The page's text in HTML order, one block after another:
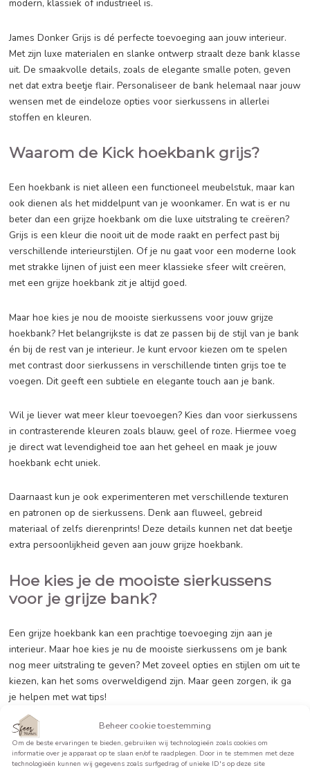
grote keuze uit verschillende stofsoorten en kleuren
*prijzen zijn gebaseerd op stofgroep 1
Ben je op zoek naar een stijlvolle en veelzijdige keuze
woonkamer? Dan is een grijzehoekbankde perfecte
tijdloze uitstraling past hij moeiteloos in elke interieurstijl,
James Donker Grijs is dé perfecte toevoeging aan jouw
Met zijn luxe materialen en slanke ontwerp straalt deze
uit. De smaakvolle details, zoals de elegante smalle
net dat extra beetje flair. Personaliseer de bank helemaal
wensen met de eindeloze opties voor sierkussens in
stoffen en kleuren.
Waarom de Kick hoekbank grijs?
Een hoekbank is niet alleen een functioneel meubelstuk,
ook dienen als het middelpunt van je woonkamer. En wat
Grijs is een kleur die nooit uit de mode raakt en perfect
verschillende interieurstijlen. Of je nu gaat voor een
met strakke lijnen of juist een meer klassieke sfeer wilt
met een grijze hoekbank zit je altijd goed.
Maar hoe kies je nou de mooiste sierkussens voor jouw
hoekbank? Het belangrijkste is dat ze passen bij de stijl
én bij de rest van je interieur. Je kunt ervoor kiezen om te
voegen. Dit geeft een subtiele en elegante touch aan je
Wil je liever wat meer kleur toevoegen? Kies dan voor
in contrasterende kleuren zoals blauw, geel of roze.
je direct wat levendigheid toe aan het geheel en maak je
hoekbank echt uniek.
Daarnaast kun je ook experimenteren met verschillende
en patronen op de sierkussens. Denk aan fluweel, gebreid
materiaal of zelfs dierenprints! Deze details kunnen net